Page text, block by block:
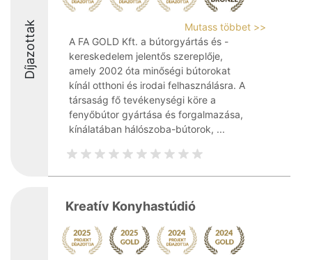
Díjazottak
Mutass többet >>
A FA GOLD Kft. a bútorgyártás és -
kereskedelem jelentős szereplője,
amely 2002 óta minőségi bútorokat
kínál otthoni és irodai felhasználásra. A
társaság fő tevékenységi köre a
fenyőbútor gyártása és forgalmazása,
kínálatában hálószoba-bútorok, ...
Kreatív Konyhastúdió